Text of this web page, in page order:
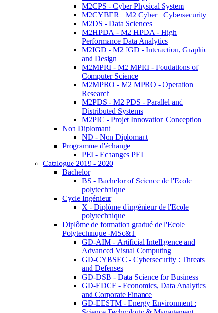
M2CPS - Cyber Physical System
M2CYBER - M2 Cyber - Cybersecurity
M2DS - Data Sciences
M2HPDA - M2 HPDA - High
Performance Data Analytics
M2IGD - M2 IGD - Interaction, Graphic
and Design
M2MPRI - M2 MPRI - Foudations of
Computer Science
M2MPRO - M2 MPRO - Operation
Research
M2PDS - M2 PDS - Parallel and
Distributed Systems
M2PIC - Projet Innovation Conception
Non Diplomant
ND - Non Diplomant
Programme d'échange
PEI - Echanges PEI
Catalogue 2019 - 2020
Bachelor
BS - Bachelor of Science de l'Ecole
polytechnique
Cycle Ingénieur
X - Diplôme d'ingénieur de l'Ecole
polytechnique
Diplôme de formation gradué de l'Ecole
Polytechnique -MSc&T
GD-AIM - Artificial Intelligence and
Advanced Visual Computing
GD-CYBSEC - Cybersecurity : Threats
and Defenses
GD-DSB - Data Science for Business
GD-EDCF - Economics, Data Analytics
and Corporate Finance
GD-EESTM - Energy Environment :